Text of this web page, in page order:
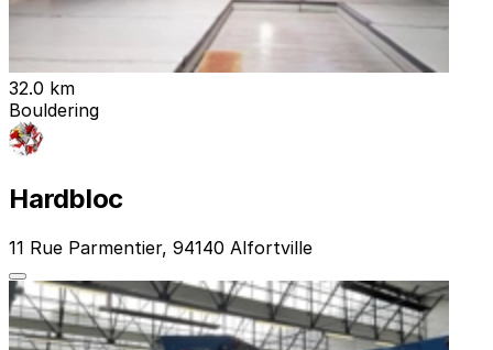
32.0 km
Bouldering
Hardbloc
11 Rue Parmentier, 94140 Alfortville